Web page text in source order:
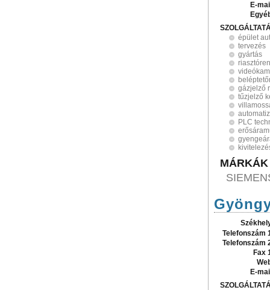
E-
épület
tervezés
gyártás
gázjelző
tűzjelző
PLC
MÁRKÁK
Telefonszám
Telefonszám
Fax
E-